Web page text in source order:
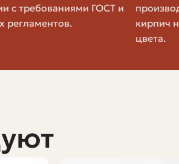
в форму, затем под
с требованиями ГОСТ и
регламентов.
кирпич
цвета.